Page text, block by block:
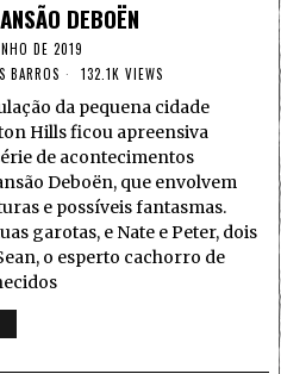
DEBOËN
DE 2019
BARROS 132.1K VIEWS
da pequena cidade
Hills ficou apreensiva
de acontecimentos
Deboën, que envolvem
e possíveis fantasmas.
garotas, e Nate e Peter, dois
o esperto cachorro de